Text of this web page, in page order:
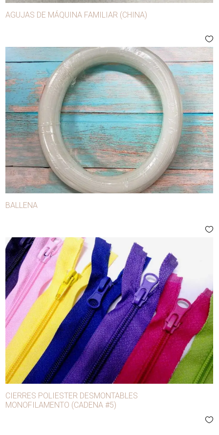
AGUJAS DE MÁQUINA FAMILIAR (CHINA)
BALLENA
CIERRES POLIESTER DESMONTABLES
MONOFILAMENTO (CADENA #5)